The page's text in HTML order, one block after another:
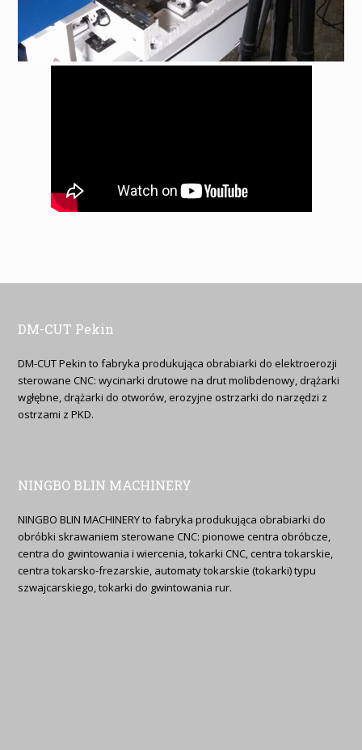
DM-CUT Pekin
DM-CUT Pekin to fabryka produkująca obrabiarki do elektroerozji
sterowane CNC: wycinarki drutowe na drut molibdenowy, drążarki
wgłębne, drążarki do otworów, erozyjne ostrzarki do narzędzi z
ostrzami z PKD.
NINGBO BLIN MACHINERY
NINGBO BLIN MACHINERY to fabryka produkująca obrabiarki do
obróbki skrawaniem sterowane CNC: pionowe centra obróbcze,
centra do gwintowania i wiercenia, tokarki CNC, centra tokarskie,
centra tokarsko-frezarskie, automaty tokarskie (tokarki) typu
szwajcarskiego, tokarki do gwintowania rur.